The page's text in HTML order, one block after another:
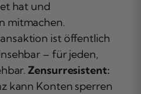
hat und
mitmachen.
ist öffentlich
– für jeden,
Zensurresistent:
kann Konten sperren